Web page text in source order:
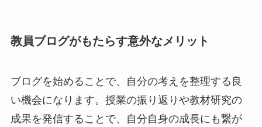
教員ブログがもたらす意外なメリット
ブログを始めることで、自分の考えを整理する良
い機会になります。授業の振り返りや教材研究の
成果を発信することで、自分自身の成長にも繋が